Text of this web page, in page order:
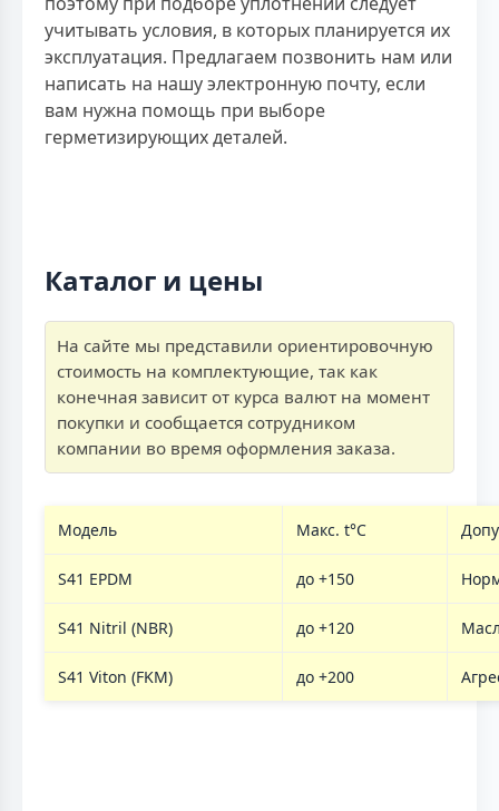
учитывать условия, в которых планируется их
эксплуатация. Предлагаем позвонить нам или
написать на нашу электронную почту, если
вам нужна помощь при выборе
герметизирующих деталей.
Каталог и цены
На сайте мы представили ориентировочную
стоимость на комплектующие, так как
конечная зависит от курса валют на момент
покупки и сообщается сотрудником
компании во время оформления заказа.
Модель Макс. t°C
S41 EPDM до +150
S41 Nitril (NBR) до +120
S41 Viton (FKM) до +200